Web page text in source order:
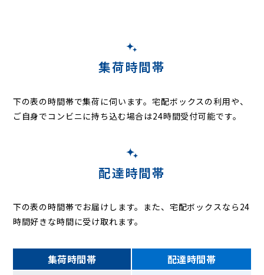
集荷時間帯
下の表の時間帯で集荷に伺います。宅配ボックスの利用や、
ご自身でコンビニに持ち込む場合は24時間受付可能です。
配達時間帯
下の表の時間帯でお届けします。また、宅配ボックスなら24
時間好きな時間に受け取れます。
集荷時間帯 配達時間帯